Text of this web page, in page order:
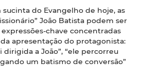
do Evangelho de hoje, as
João Batista podem ser
chave concentradas
apresentação do protagonista:
dirigida a João”, “ele percorreu
um batismo de conversão”